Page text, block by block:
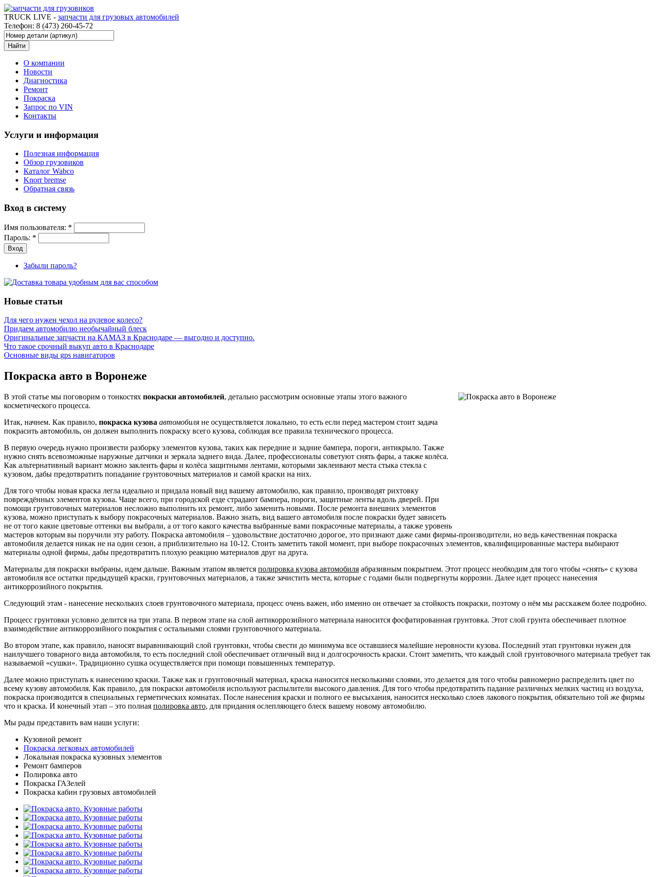
TRUCK LIVE - запчасти для грузовых автомобилей
Телефон: 8 (473) 260-45-72
О компании
Новости
Диагностика
Ремонт
Покраска
Запрос по VIN
Контакты
Услуги и информация
Полезная информация
Обзор грузовиков
Каталог Wabco
Knorr bremse
Обратная связь
Вход в систему
Имя пользователя: *
Пароль: *
Забыли пароль?
Новые статьи
Для чего нужен чехол на рулевое колесо?
Придаем автомобилю необычайный блеск
Оригинальные запчасти на КАМАЗ в Краснодаре — выгодно и доступно.
Что такое срочный выкуп авто в Краснодаре
Основные виды gps навигаторов
Покраска авто в Воронеже
В этой статье мы поговорим о тонкостях покраски автомобилей, детально рассмотрим основные этапы этого важного
косметического процесса.
Итак, начнем. Как правило, покраска кузова автомобиля не осуществляется локально, то есть если перед мастером стоит задача
покрасить автомобиль, он должен выполнить покраску всего кузова, соблюдая все правила технического процесса.
В первую очередь нужно произвести разборку элементов кузова, таких как передние и задние бампера, пороги, антикрыло. Также
нужно снять всевозможные наружные датчики и зеркала заднего вида. Далее, профессионалы советуют снять фары, а также колёса.
Как альтернативный вариант можно заклеить фары и колёса защитными лентами, которыми заклеивают места стыка стекла с
кузовом, дабы предотвратить попадание грунтовочных материалов и самой краски на них.
Для того чтобы новая краска легла идеально и придала новый вид вашему автомобилю, как правило, производят рихтовку
повреждённых элементов кузова. Чаще всего, при городской езде страдают бампера, пороги, защитные ленты вдоль дверей. При
помощи грунтовочных материалов несложно выполнить их ремонт, либо заменить новыми. После ремонта внешних элементов
кузова, можно приступать к выбору покрасочных материалов. Важно знать, вид вашего автомобиля после покраски будет зависеть
не от того какие цветовые оттенки вы выбрали, а от того какого качества выбранные вами покрасочные материалы, а также уровень
мастеров которым вы поручили эту работу. Покраска автомобиля – удовольствие достаточно дорогое, это признают даже сами фирмы-производители, но ведь качественная покраска
автомобиля делается никак не на один сезон, а приблизительно на 10-12. Стоить заметить такой момент, при выборе покрасочных элементов, квалифицированные мастера выбирают
материалы одной фирмы, дабы предотвратить плохую реакцию материалов друг на друга.
Материалы для покраски выбраны, идем дальше. Важным этапом является полировка кузова автомобиля абразивным покрытием. Этот процесс необходим для того чтобы «снять» с кузова
автомобиля все остатки предыдущей краски, грунтовочных материалов, а также зачистить места, которые с годами были подвергнуты коррозии. Далее идет процесс нанесения
антикоррозийного покрытия.
Следующий этам - нанесение нескольких слоев грунтовочного материала, процесс очень важен, ибо именно он отвечает за стойкость покраски, поэтому о нём мы расскажем более подробно.
Процесс грунтовки условно делится на три этапа. В первом этапе на слой антикоррозийного материала наносится фосфатированная грунтовка. Этот слой грунта обеспечивает плотное
взаимодействие антикоррозийного покрытия с остальными слоями грунтовочного материала.
Во втором этапе, как правило, наносят выравнивающий слой грунтовки, чтобы свести до минимума все оставшиеся малейшие неровности кузова. Последний этап грунтовки нужен для
наилучшего товарного вида автомобиля, то есть последний слой обеспечивает отличный вид и долгосрочность краски. Стоит заметить, что каждый слой грунтовочного материала требует так
называемой «сушки». Традиционно сушка осуществляется при помощи повышенных температур.
Далее можно приступать к нанесению краски. Также как и грунтовочный материал, краска наносится несколькими слоями, это делается для того чтобы равномерно распределить цвет по
всему кузову автомобиля. Как правило, для покраски автомобиля используют распылители высокого давления. Для того чтобы предотвратить падание различных мелких частиц из воздуха,
покраска производится в специальных герметических комнатах. После нанесения краски и полного ее высыхания, наносится несколько слоев лакового покрытия, обязательно той же фирмы
что и краска. И конечный этап – это полная полировка авто, для придания ослепляющего блеск вашему новому автомобилю.
Мы рады представить вам наши услуги:
Кузовной ремонт
Покраска легковых автомобилей
Локальная покраска кузовных элементов
Ремонт бамперов
Полировка авто
Покраска ГАЗелей
Покраска кабин грузовых автомобилей